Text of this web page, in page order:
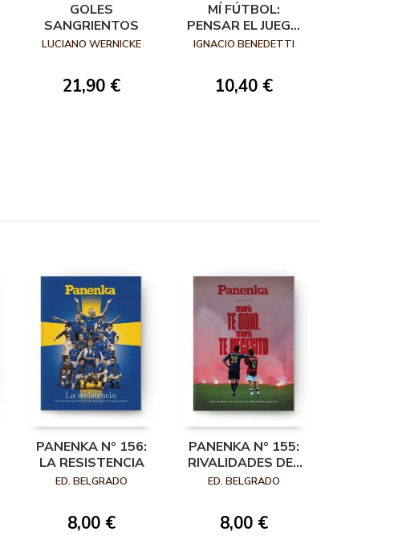
GOLES
SANGRIENTOS
LUCIANO WERNICKE
21,90 €
MÍ FÚTBOL:
PENSAR EL JUEGO
PARA QUE NO NOS
IGNACIO BENEDETTI
10,40 €
PANENKA Nº 156:
LA RESISTENCIA
ED. BELGRADO
8,00 €
PANENKA Nº 155:
RIVALIDADES DEL
FÚTBOL
ED. BELGRADO
8,00 €